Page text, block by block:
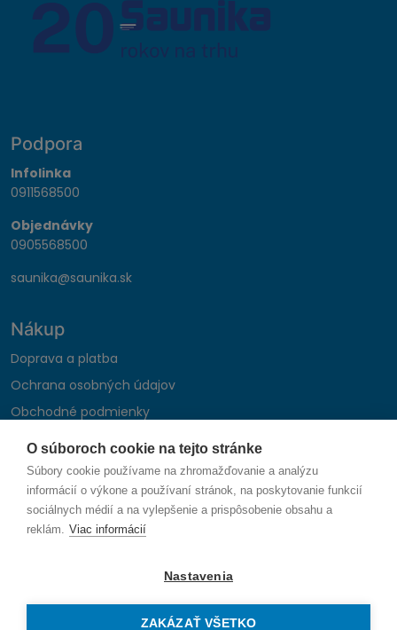
O súboroch cookie na tejto stránke
Súbory cookie používame na zhromažďovanie a analýzu
informácií o výkone a používaní stránok, na poskytovanie funkcií
sociálnych médií a na vylepšenie a prispôsobenie obsahu a
reklám. Viac informácií
Nastavenia
ZAKÁZAŤ VŠETKO
Podpora
Infolinka
0911568500
Objednávky
0905568500
saunika@saunika.sk
Nákup
Doprava a platba
Ochrana osobných údajov
Obchodné podmienky
Reklamačný poriadok
Montáž autohifi
Formulár na odstúpenie od zmluvy
Sledujte nás